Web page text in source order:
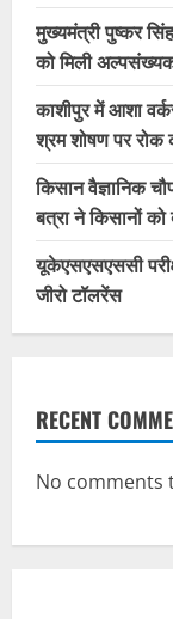
मुख्यमंत्री पुष्कर
को मिली
काशीपुर में आशा
श्रम शोषण पर रोक
किसान वैज्ञानिक
बत्रा ने किसानों
यूकेएसएसएससी
जीरो टॉलरेंस
RECENT
No comments